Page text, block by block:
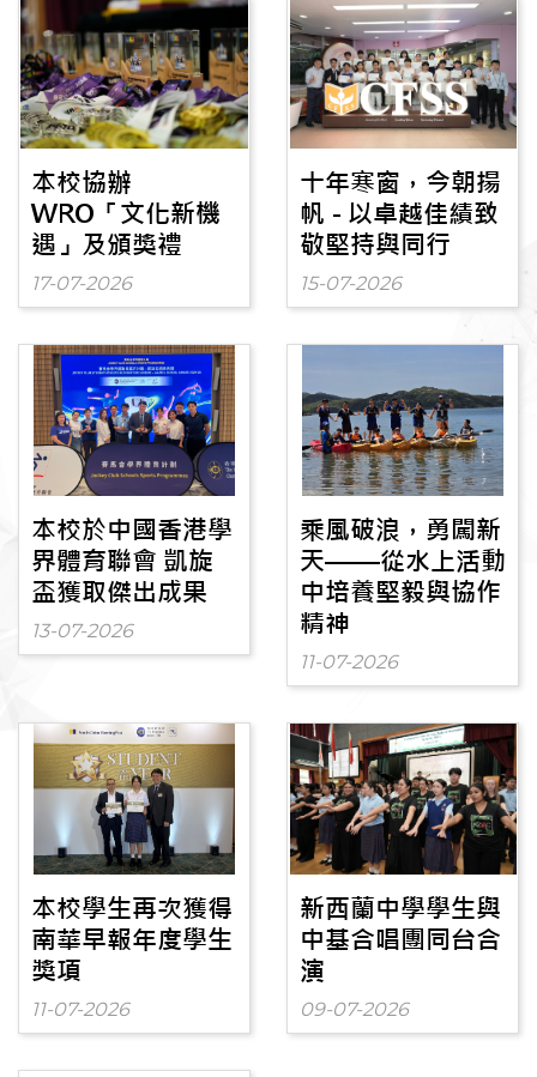
本校協辦
WRO「文化新機
遇」及頒獎禮
17-07-2026
十年寒窗，今朝揚
帆 - 以卓越佳績致
敬堅持與同行
15-07-2026
本校於中國香港學
界體育聯會 凱旋
盃獲取傑出成果
13-07-2026
乘風破浪，勇闖新
天——從水上活動
中培養堅毅與協作
精神
11-07-2026
本校學生再次獲得
南華早報年度學生
獎項
11-07-2026
新西蘭中學學生與
中基合唱團同台合
演
09-07-2026